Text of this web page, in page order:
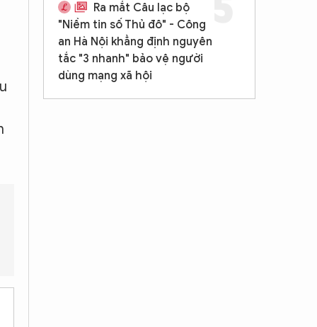
Ra mắt Câu lạc bộ
"Niềm tin số Thủ đô" - Công
an Hà Nội khẳng định nguyên
tắc "3 nhanh" bảo vệ người
dùng mạng xã hội